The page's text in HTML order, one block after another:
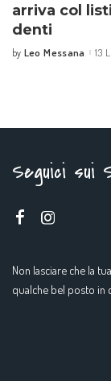
arriva col
denti
Posted
by Leo Messana 13
Seguici sui
Non lasciare che la
qualche bel posto in